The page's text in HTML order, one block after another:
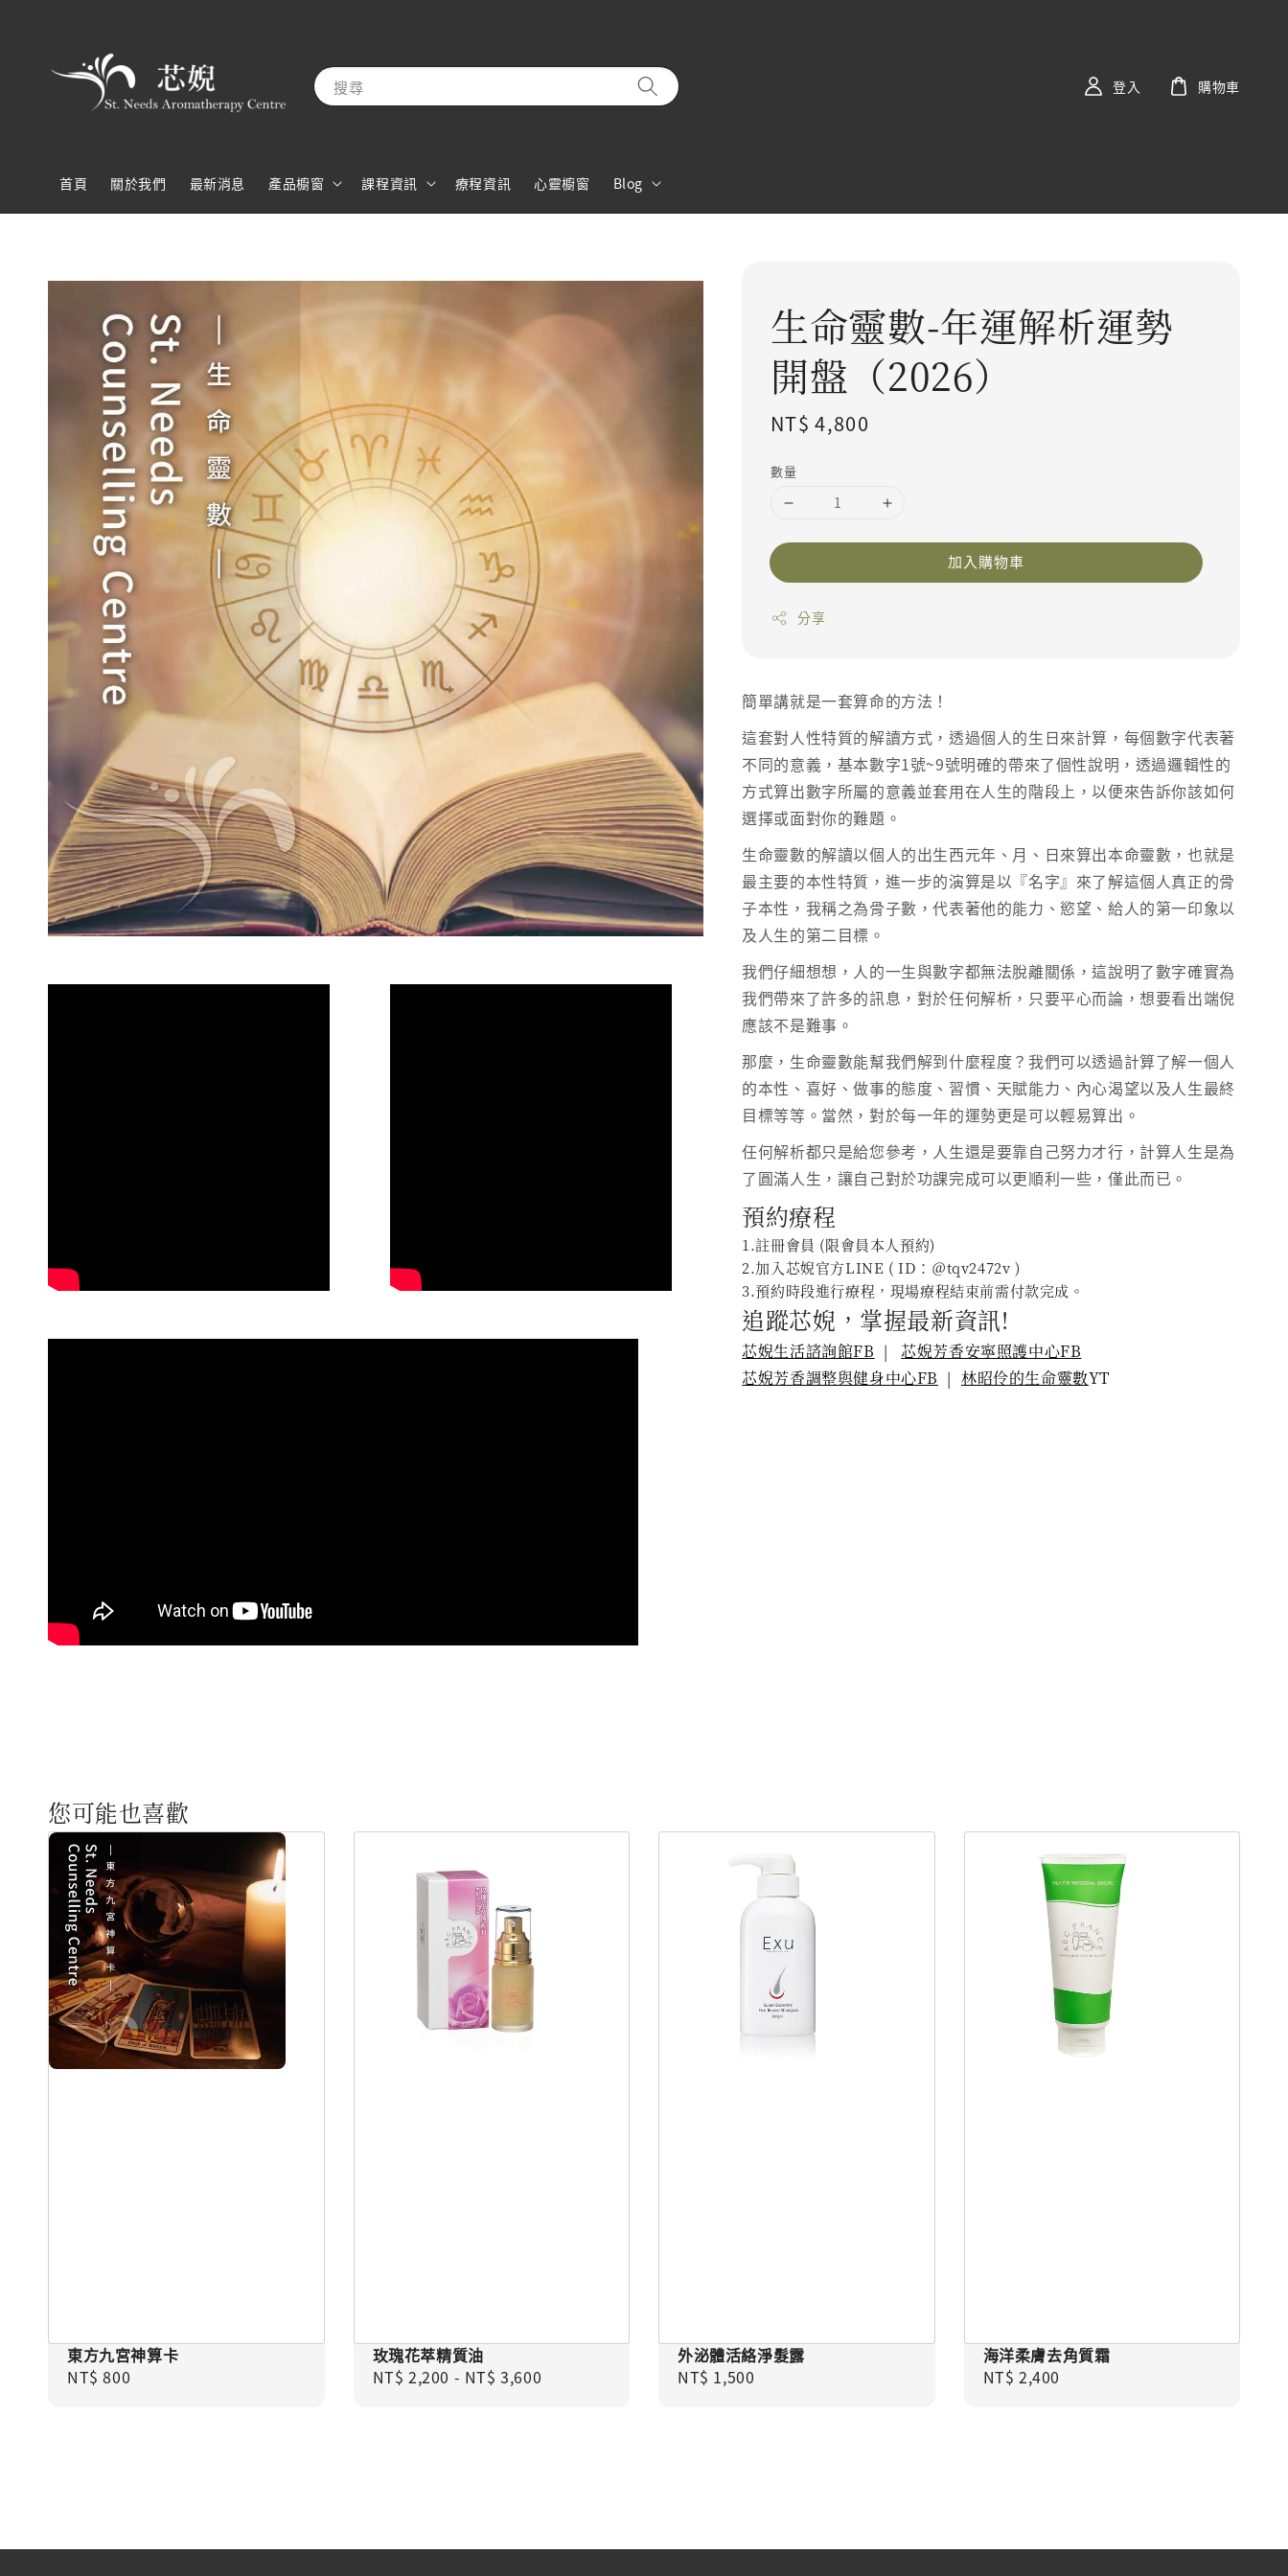
搜尋
首頁 關於我們 最新消息 產品櫥窗 課程資訊 療程資訊 心靈櫥窗 Blog
登入 購物車
生命靈數-年運解析運勢
開盤（2026）
Regular price
NT$ 4,800
數量
加入購物車
分享
簡單講就是一套算命的方法！
這套對人性特質的解讀方式，透過個人的生日來計算，每個數字代表著
不同的意義，基本數字1號~9號明確的帶來了個性說明，透過邏輯性的
方式算出數字所屬的意義並套用在人生的階段上，以便來告訴你該如何
選擇或面對你的難題。
生命靈數的解讀以個人的出生西元年、月、日來算出本命靈數，也就是
最主要的本性特質，進一步的演算是以『名字』來了解這個人真正的骨
子本性，我稱之為骨子數，代表著他的能力、慾望、給人的第一印象以
及人生的第二目標。
我們仔細想想，人的一生與數字都無法脫離關係，這說明了數字確實為
我們帶來了許多的訊息，對於任何解析，只要平心而論，想要看出端倪
應該不是難事。
那麼，生命靈數能幫我們解到什麼程度？我們可以透過計算了解一個人
的本性、喜好、做事的態度、習慣、天賦能力、內心渴望以及人生最終
目標等等。當然，對於每一年的運勢更是可以輕易算出。
任何解析都只是給您參考，人生還是要靠自己努力才行，計算人生是為
了圓滿人生，讓自己對於功課完成可以更順利一些，僅此而已。
預約療程
1.註冊會員 (限會員本人預約)
2.加入芯婗官方LINE ( ID：＠tqv2472v )
3.預約時段進行療程，現場療程結束前需付款完成。
追蹤芯婗，掌握最新資訊!
芯婗生活諮詢館FB | 芯婗芳香安寧照護中心FB
芯婗芳香調整與健身中心FB | 林昭伶的生命靈數YT
您可能也喜歡
東方九宮神算卡
Regular price
NT$ 800
玫瑰花萃精質油
Regular price
NT$ 2,200 - NT$ 3,600
外泌體活絡淨髮露
Regular price
NT$ 1,500
海洋柔膚去角質霜
Regular price
NT$ 2,400